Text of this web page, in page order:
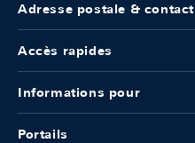
Adresse postale & contact
Accès rapides
Informations pour
Portails